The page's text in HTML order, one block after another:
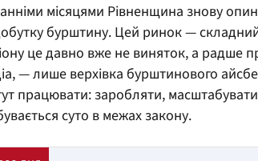
місяцями Рівненщина знову
бурштину. Цей ринок —
це давно вже не виняток, а радше
— лише верхівка бурштинового
працювати: заробляти,
суто в межах закону.